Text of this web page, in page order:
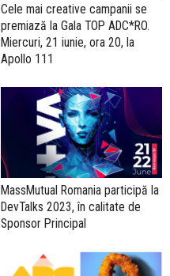
Cele mai creative campanii se
premiază la Gala TOP ADC*RO.
Miercuri, 21 iunie, ora 20, la
Apollo 111
MassMutual Romania participă la
DevTalks 2023, în calitate de
Sponsor Principal